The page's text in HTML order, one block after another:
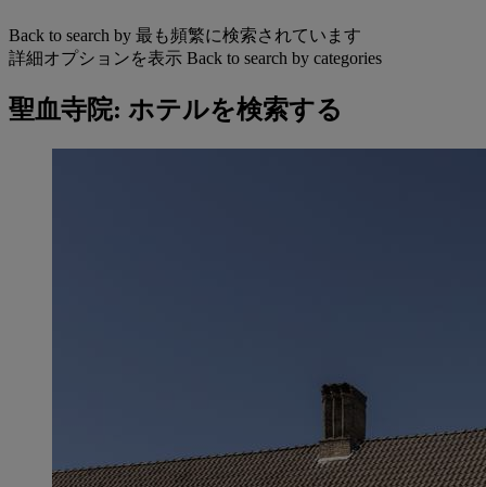
Back to search by 最も頻繁に検索されています
詳細オプションを表示 Back to search by categories
聖血寺院: ホテルを検索する